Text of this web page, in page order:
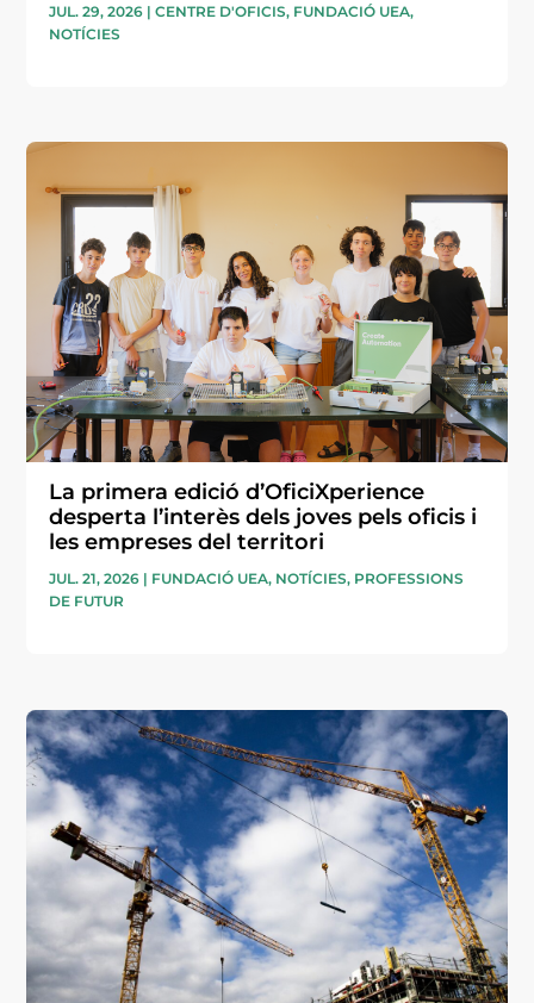
JUL. 29, 2026 |CENTRE D'OFICIS, FUNDACIÓ UEA,
NOTÍCIES
La primera edició d’OficiXperience
desperta l’interès dels joves pels oficis i
les empreses del territori
JUL. 21, 2026 | FUNDACIÓ UEA, NOTÍCIES, PROFESSIONS
DE FUTUR